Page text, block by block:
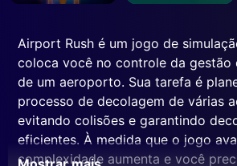
Airport Rush é um jogo de
coloca você no controle da gestão
de um aeroporto. Sua tarefa é
processo de decolagem de várias
evitando colisões e garantindo
eficientes. À medida que o jogo
complexidade aumenta e você